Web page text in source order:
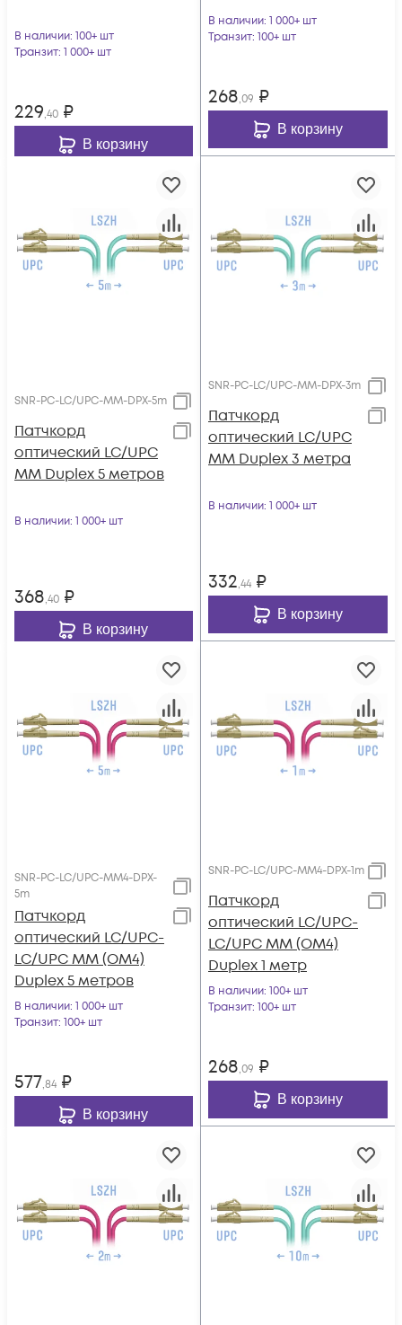
В наличии: 100+ шт
Транзит: 1 000+ шт
229,40 ₽
В корзину
В наличии: 1 000+ шт
Транзит: 100+ шт
268,09 ₽
В корзину
SNR-PC-LC/UPC-MM-DPX-5m
Патчкорд
оптический LC/UPC
MM Duplex 5 метров
В наличии: 1 000+ шт
368,40 ₽
В корзину
SNR-PC-LC/UPC-MM-DPX-3m
Патчкорд
оптический LC/UPC
MM Duplex 3 метра
В наличии: 1 000+ шт
332,44 ₽
В корзину
SNR-PC-LC/UPC-MM4-DPX-
5m
Патчкорд
оптический LC/UPC-
LC/UPC MM (OM4)
Duplex 5 метров
В наличии: 1 000+ шт
Транзит: 100+ шт
577,84 ₽
В корзину
SNR-PC-LC/UPC-MM4-DPX-1m
Патчкорд
оптический LC/UPC-
LC/UPC MM (OM4)
Duplex 1 метр
В наличии: 100+ шт
Транзит: 100+ шт
268,09 ₽
В корзину